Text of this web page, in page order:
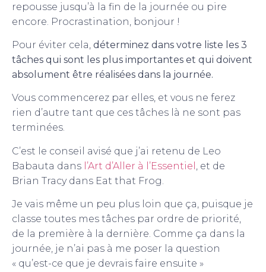
repousse jusqu’à la fin de la journée ou pire
encore. Procrastination, bonjour !
Pour éviter cela, déterminez dans votre liste les 3
tâches qui sont les plus importantes et qui doivent
absolument être réalisées dans la journée.
Vous commencerez par elles, et vous ne ferez
rien d’autre tant que ces tâches là ne sont pas
terminées.
C’est le conseil avisé que j’ai retenu de Leo
Babauta dans l’Art d’Aller à l’Essentiel , et de
Brian Tracy dans Eat that Frog.
Je vais même un peu plus loin que ça, puisque je
classe toutes mes tâches par ordre de priorité,
de la première à la dernière. Comme ça dans la
journée, je n’ai pas à me poser la question
« qu’est-ce que je devrais faire ensuite »